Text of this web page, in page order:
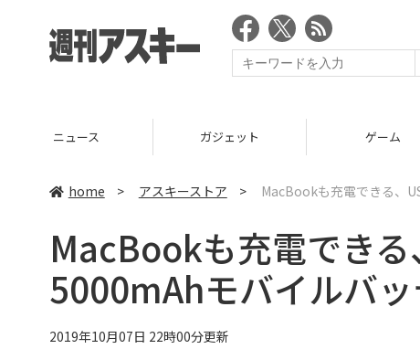
ニュース ガジェット ゲーム
home > アスキーストア > MacBookも充電できる、
MacBookも充電でき
5000mAhモバイルバ
2019年10月07日 22時00分更新